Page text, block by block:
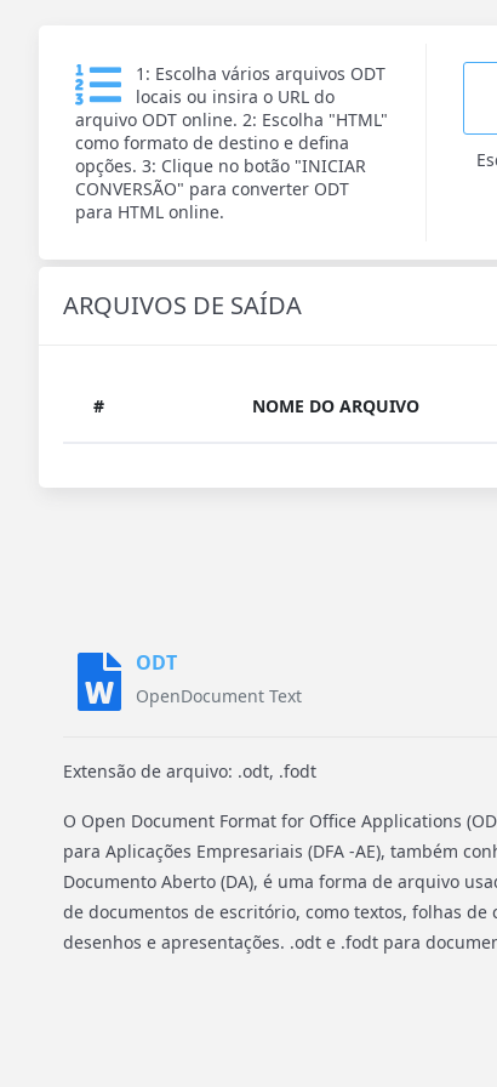
1: Escolha vários arquivos ODT
locais ou insira o URL do
arquivo ODT online. 2: Escolha "HTML"
como formato de destino e defina
opções. 3: Clique no botão "INICIAR
CONVERSÃO" para converter ODT
para HTML online.
ARQUIVOS DE SAÍDA
# NOME DO ARQUIVO
ODT
OpenDocument Text
Extensão de arquivo: .odt, .fodt
O Open Document Format for Office Applications
para Aplicações Empresariais (DFA -AE), também
Documento Aberto (DA), é uma forma de arquivo
de documentos de escritório, como textos, folhas de
desenhos e apresentações. .odt e .fodt para